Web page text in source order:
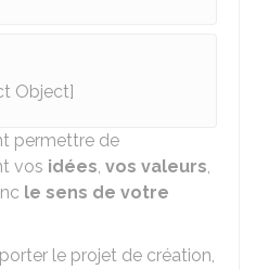
Object]
permettre de
vos idées, vos valeurs,
le sens de votre
le projet de création,